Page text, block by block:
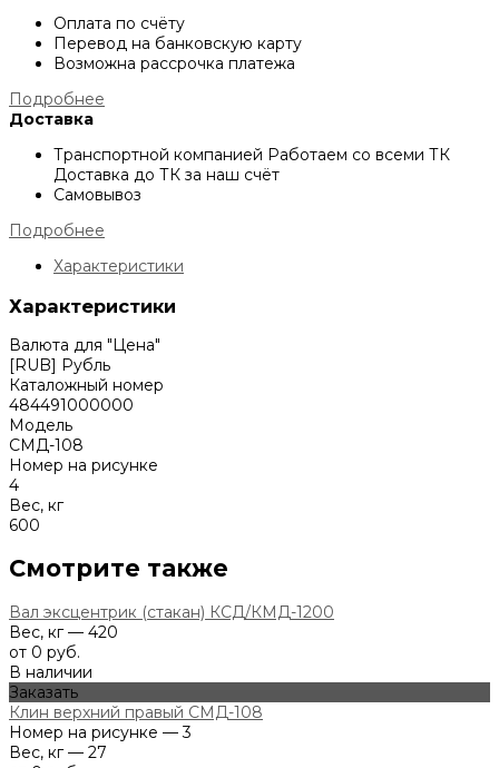
Оплата по счёту
Перевод на банковскую карту
Возможна рассрочка платежа
Подробнее
Доставка
Транспортной компанией Работаем со всеми ТК
Доставка до ТК за наш счёт
Самовывоз
Подробнее
Характеристики
Характеристики
Валюта для "Цена"
[RUB] Рубль
Каталожный номер
484491000000
Модель
СМД-108
Номер на рисунке
4
Вес, кг
600
Смотрите также
Вал эксцентрик (стакан) КСД/КМД-1200
Вес, кг — 420
от 0 руб.
В наличии
Заказать
Клин верхний правый СМД-108
Номер на рисунке — 3
Вес, кг — 27